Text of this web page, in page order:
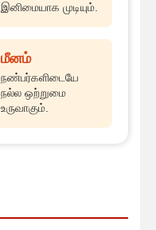
இனிமையாக முடியும்.
மீனம்
நண்பர்களிடையே
நல்ல ஒற்றுமை
உருவாகும்.